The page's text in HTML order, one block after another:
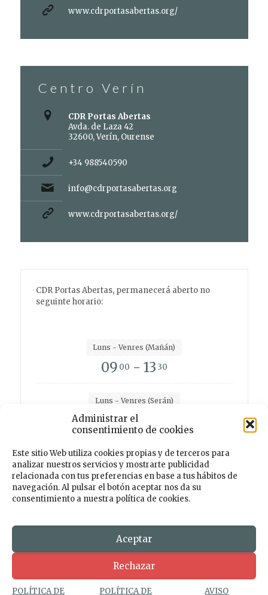
Administrar el
consentimiento de cookies
Este sitio Web utiliza cookies propias y de terceros para
analizar nuestros servicios y mostrarte publicidad
relacionada con tus preferencias en base a tus hábitos de
navegación. Al pulsar el botón aceptar nos da su
consentimiento a nuestra política de cookies.
Aceptar
Rechazar
POLÍTICA DE POLÍTICA DE AVISO
www.cdrportasabertas.org/
Centro Verín
CDR Portas Abertas
Avda. de Laza 42
32600, Verín, Ourense
+34 988540590
info@cdrportasabertas.org
www.cdrportasabertas.org/
CDR Portas Abertas, permanecerá aberto no
seguinte horario:
Luns - Venres (Mañán)
09 00 - 13 30
Luns - Venres (Serán)
1500- 19
Facebook Instagram Twitter TikTok
ABERTAS. Todos os dereitos reservados. Deseño e
Desenvolmemento
POLÍTICA DE COOKIES